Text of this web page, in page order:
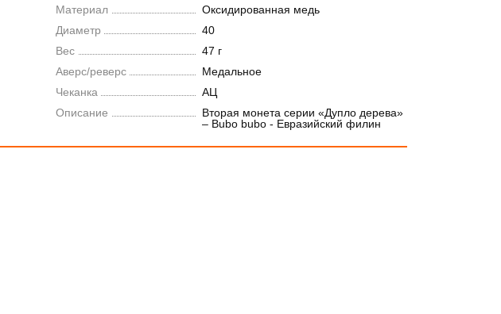
Материал
Оксидированная медь
Диаметр
40
Вес
47 г
Аверс/реверс
Медальное
Чеканка
АЦ
Описание
Вторая монета серии «Дупло дерева»
– Bubo bubo - Евразийский филин